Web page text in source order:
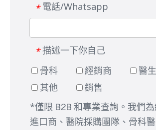
* 電話/Whatsapp
* 描述一下你自己
骨科
經銷商
醫生
其他
銷售
*僅限 B2B 和專業查詢。我們為
進口商、醫院採購團隊、骨科